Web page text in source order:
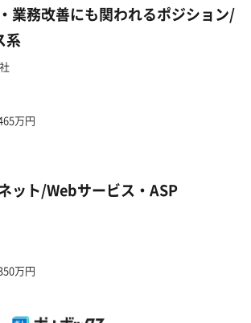
業務改善にも関われるポジション/
系
万円
ット/Webサービス・ASP
万円